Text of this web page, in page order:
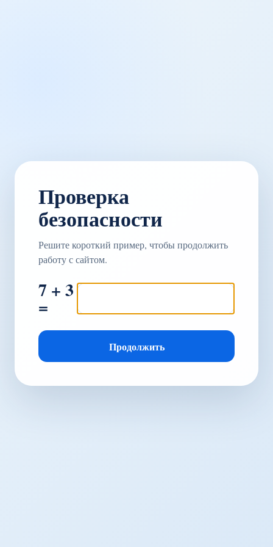
Проверка
безопасности
Решите короткий пример, чтобы продолжить
работу с сайтом.
7 + 3
=
Продолжить